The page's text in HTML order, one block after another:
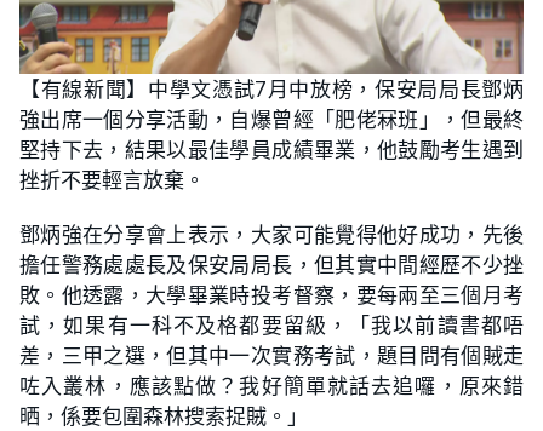
【有線新聞】中學文憑試7月中放榜，保安局局長鄧炳
強出席一個分享活動，自爆曾經「肥佬冧班」，但最終
堅持下去，結果以最佳學員成績畢業，他鼓勵考生遇到
挫折不要輕言放棄。
鄧炳強在分享會上表示，大家可能覺得他好成功，先後
擔任警務處處長及保安局局長，但其實中間經歷不少挫
敗。他透露，大學畢業時投考督察，要每兩至三個月考
試，如果有一科不及格都要留級，「我以前讀書都唔
差，三甲之選，但其中一次實務考試，題目問有個賊走
咗入叢林，應該點做？我好簡單就話去追囉，原來錯
晒，係要包圍森林搜索捉賊。」